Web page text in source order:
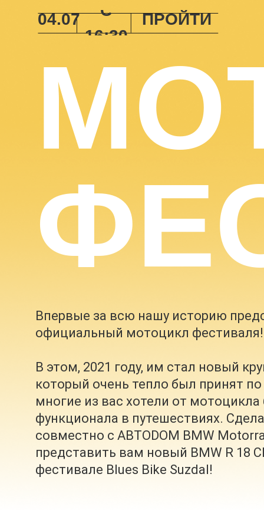
Впервые за всю нашу историю
официальный мотоцикл фестиваля!
В этом, 2021 году, им стал новый
который очень тепло был принят
многие из вас хотели от
функционала в путешествиях.
совместно с ABTODOM BMW
представить вам новый BMW R 18
фестивале Blues Bike Suzdal!
04.07
С
16:30
ПРОЙТИ
16:30 –
BLUES
05.07 –